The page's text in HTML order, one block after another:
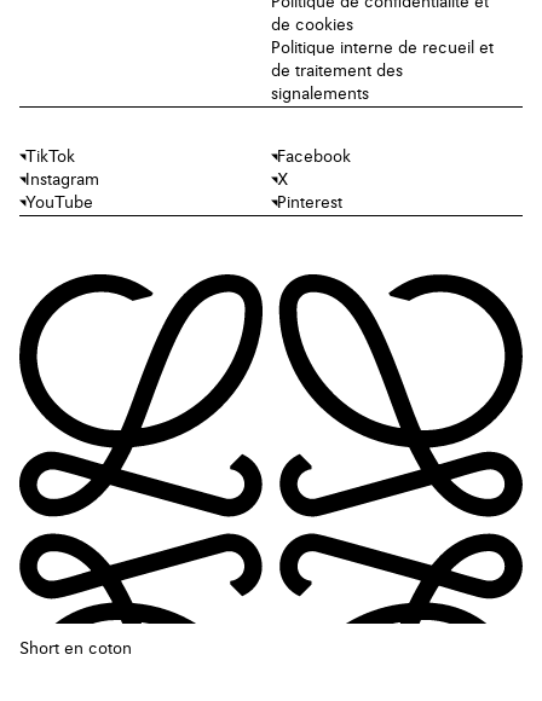
Short en coton
de cookies
Politique interne de recueil et
de traitement des
signalements
TikTok
Facebook
Instagram
X
YouTube
Pinterest